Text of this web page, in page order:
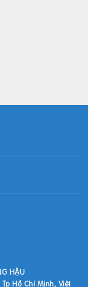
HẬU
Hồ Chí Minh, Việt